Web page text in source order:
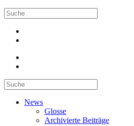
News
Glosse
Archivierte Beiträge